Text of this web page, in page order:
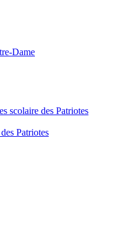
Dame
scolaire des Patriotes
Patriotes